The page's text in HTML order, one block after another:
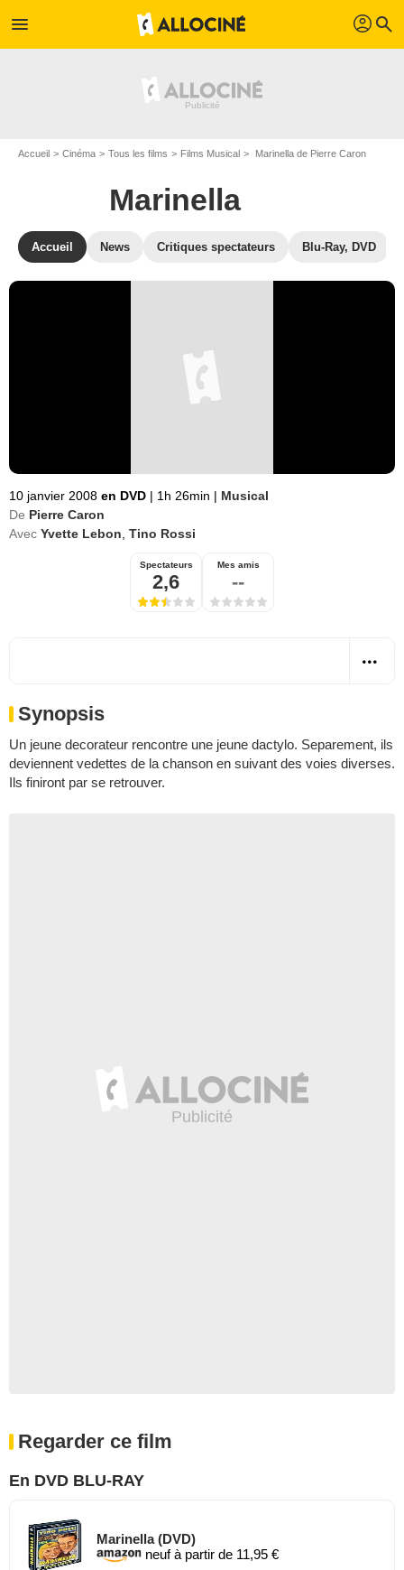
menu profil search
Accueil Cinéma Tous les films Films Musical Marinella de Pierre Caron
Marinella
Accueil News Critiques spectateurs Blu-Ray, DVD
10 janvier 2008 en DVD | 1h 26min | Musical
De Pierre Caron
Avec Yvette Lebon Tino Rossi
Spectateurs
2,6
Mes amis
--
Synopsis
Un jeune decorateur rencontre une jeune dactylo. Separement, ils
deviennent vedettes de la chanson en suivant des voies diverses.
Ils finiront par se retrouver.
Regarder ce film
En DVD BLU-RAY
Marinella (DVD)
neuf à partir de 11,95 €